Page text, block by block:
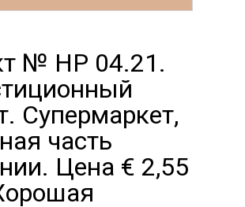
№ HP 04.21.
Супермаркет,
часть
Цена € 2,55